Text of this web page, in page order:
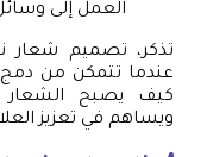
العمل إلى
تذكر، تصميم شعار
عندما تتمكن من
كيف يصبح الشعار
ويساهم في تعزيز